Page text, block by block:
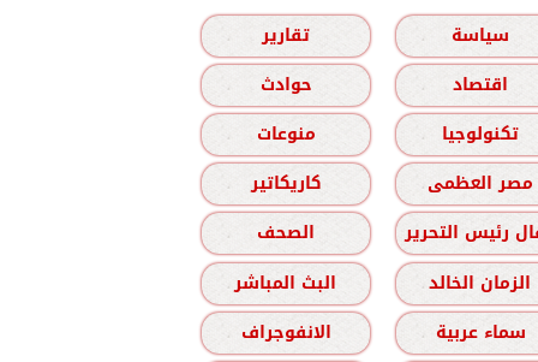
سياسة
تقارير
اقتصاد
حوادث
تكنولوجيا
منوعات
مصر العظمى
كاريكاتير
رئيس التحرير
الصحف
الزمان الخالد
البث المباشر
سماء عربية الانفوجراف